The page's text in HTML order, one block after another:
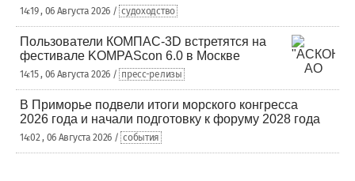
14:19 , 06 Августа 2026 / судоходство
Пользователи КОМПАС-3D встретятся на
фестивале KOMPAScon 6.0 в Москве
14:15 , 06 Августа 2026 / пресс-релизы
В Приморье подвели итоги морского конгресса
2026 года и начали подготовку к форуму 2028 года
14:02 , 06 Августа 2026 / события